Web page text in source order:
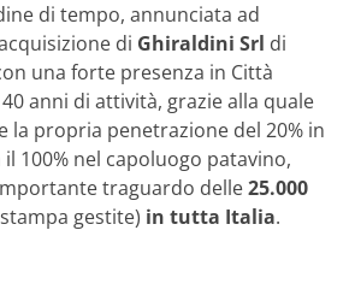
di tempo, annunciata ad
di Ghiraldini Srl di
una forte presenza in Città
anni di attività, grazie alla quale
la propria penetrazione del 20% in
100% nel capoluogo patavino,
traguardo delle25.000
gestite) in tutta Italia.